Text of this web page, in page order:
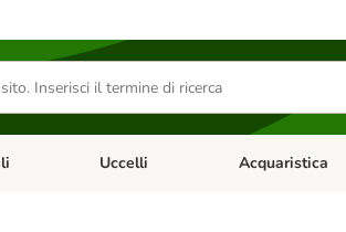
Diete e antiparassitari
Apri Menu Categoria: Piccoli animali
Uccelli Apri Menu
Acquaristica